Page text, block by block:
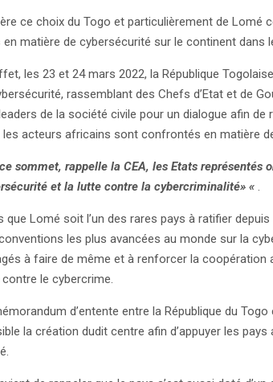
ce choix du Togo et particulièrement de Lomé
en matière de cybersécurité sur le continent dans
les 23 et 24 mars 2022, la République
rassemblant des Chefs d’Etat et de
de la société civile pour un dialogue afin
acteurs africains sont confrontés en matière
sommet, rappelle la CEA, les Etats représentés
et la lutte contre la cybercriminalité» « .
que Lomé soit l’un des rares pays à ratifier
les plus avancées au monde sur la
à faire de même et à renforcer la coopération
le cybercrime.
d’entente entre la République du
la création dudit centre afin d’appuyer les